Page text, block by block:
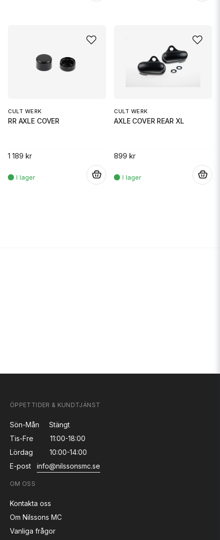
CULT WERK
RR AXLE COVER
1 189 kr
CULT WERK
AXLE COVER REAR XL
899 kr
ÖPPETTIDER & KUNDTJÄNST
Sön-Mån
Stängt
Tis-Fre
11:00-18:00
Lördag
10:00-14:00
E-post
info@nilssonsmc.se
OM OSS
Kontakta oss
Om Nilssons MC
Vanliga frågor